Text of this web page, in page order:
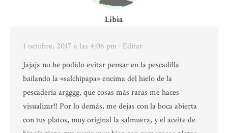
Libia
1 octubre, 2017 a las 4:06 pm · Editar
Jajaja no he podido evitar pensar en la pescadilla
bailando la «salchipapa» encima del hielo de la
pescadería argggg, que cosas más raras me haces
visualizar!! Por lo demás, me dejas con la boca abierta
con tus platos, muy original la salmuera, y el aceite de